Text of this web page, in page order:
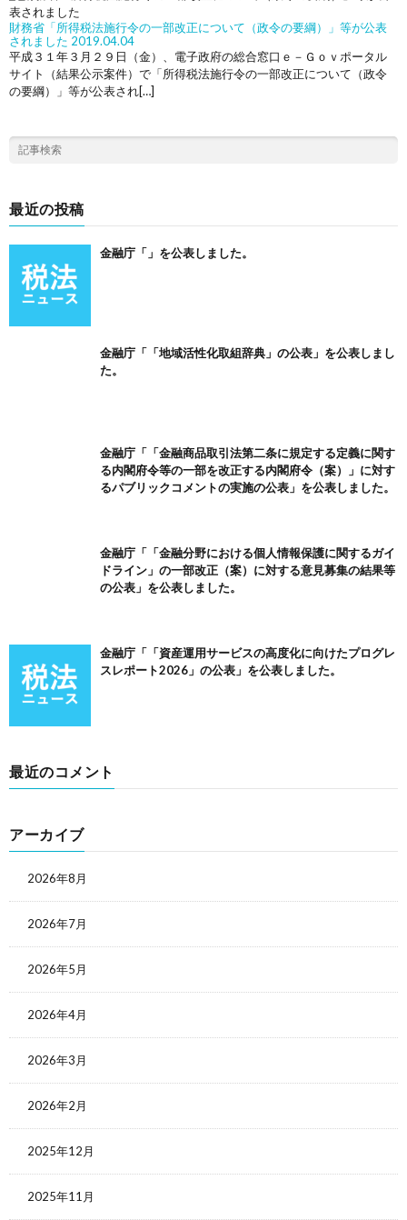
財務省「所得税法施行令の一部改正について（政令の要綱）」等が公表
されました 2019.04.04
平成３１年３月２９日（金）、電子政府の総合窓口ｅ－Ｇｏｖポータル
サイト（結果公示案件）で「所得税法施行令の一部改正について（政令
の要綱）」等が公表され[…]
最近の投稿
金融庁「」を公表しました。
金融庁「「地域活性化取組辞典」の公表」を公表しまし
た。
金融庁「「金融商品取引法第二条に規定する定義に関す
る内閣府令等の一部を改正する内閣府令（案）」に対す
るパブリックコメントの実施の公表」を公表しました。
金融庁「「金融分野における個人情報保護に関するガイ
ドライン」の一部改正（案）に対する意見募集の結果等
の公表」を公表しました。
金融庁「「資産運用サービスの高度化に向けたプログレ
スレポート2026」の公表」を公表しました。
最近のコメント
アーカイブ
2026年8月
2026年7月
2026年5月
2026年4月
2026年3月
2026年2月
2025年12月
2025年11月